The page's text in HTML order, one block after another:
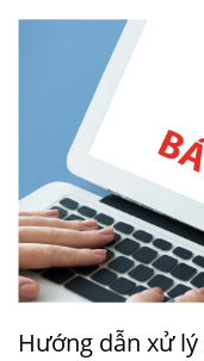
Hướng dẫn xử